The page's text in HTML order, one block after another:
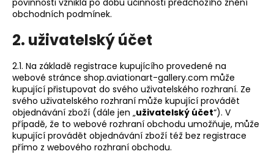
obchodních podmínek.
2. uživatelský účet
2.1. Na základě registrace kupujícího provedené na
webové stránce shop.aviationart-gallery.com může
kupující přistupovat do svého uživatelského rozhraní. Ze
svého uživatelského rozhraní může kupující provádět
objednávání zboží (dále jen „uživatelský účet“). V
případě, že to webové rozhraní obchodu umožňuje, může
kupující provádět objednávání zboží též bez registrace
přímo z webového rozhraní obchodu.
PILOT
ALOIS
VAŠÁTKO
20
Kč